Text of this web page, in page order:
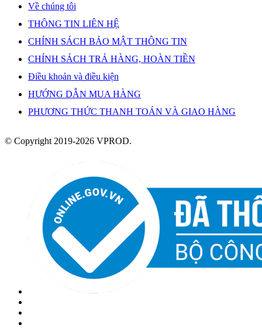
Về chúng tôi
THÔNG TIN LIÊN HỆ
CHÍNH SÁCH BẢO MẬT THÔNG TIN
CHÍNH SÁCH TRẢ HÀNG, HOÀN TIỀN
Điều khoản và điều kiện
HƯỚNG DẪN MUA HÀNG
PHƯƠNG THỨC THANH TOÁN VÀ GIAO HÀNG
© Copyright 2019-2026 VPROD.